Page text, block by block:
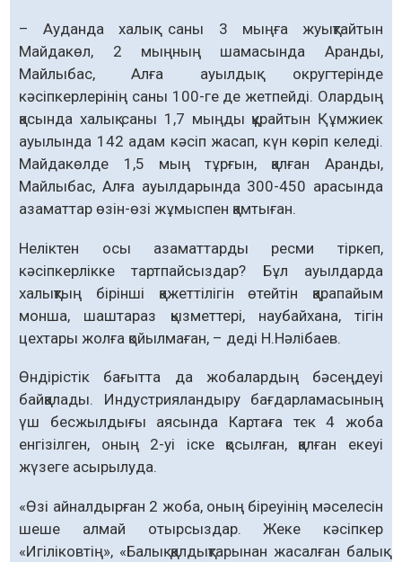
– Ауданда халық саны 3 мыңға жуықтайтын
Майдакөл, 2 мыңның шамасында Аранды,
Майлыбас, Алға ауылдық округтерінде
кәсіпкерлерінің саны 100-ге де жетпейді. Олардың
қасында халық саны 1,7 мыңды құрайтын Құмжиек
ауылында 142 адам кәсіп жасап, күн көріп келеді.
Майдакөлде 1,5 мың тұрғын, қалған Аранды,
Майлыбас, Алға ауылдарында 300-450 арасында
азаматтар өзін-өзі жұмыспен қамтыған.
Неліктен осы азаматтарды ресми тіркеп,
кәсіпкерлікке тартпайсыздар? Бұл ауылдарда
халықтың бірінші қажеттілігін өтейтін қарапайым
монша, шаштараз қызметтері, наубайхана, тігін
цехтары жолға қойылмаған, – деді Н.Нәлібаев.
Өндірістік бағытта да жобалардың бәсеңдеуі
байқалады. Индустрияландыру бағдарламасының
үш бесжылдығы аясында Картаға тек 4 жоба
енгізілген, оның 2-уі іске қосылған, қалған екеуі
жүзеге асырылуда.
«Өзі айналдырған 2 жоба, оның біреуінің мәселесін
шеше алмай отырсыздар. Жеке кәсіпкер
«Игіліковтің», «Балық қалдықтарынан жасалған балық